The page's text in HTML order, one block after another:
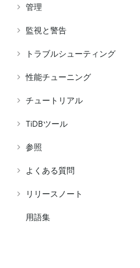
管理
監視と警告
トラブルシューティング
性能チューニング
チュートリアル
TiDBツール
参照
よくある質問
リリースノート
用語集